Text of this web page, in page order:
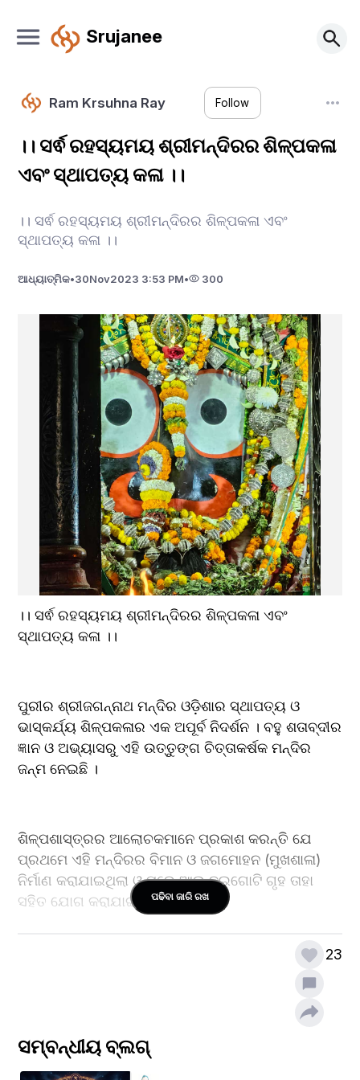
Srujanee
Ram Krsuhna Ray Follow
।। ସର୍ଵ ରହସ୍ୟମୟ ଶ୍ରୀମନ୍ଦିରର ଶିଳ୍ପକଳା
ଏବଂ ସ୍ଥାପତ୍ୟ କଳା ।।
।। ସର୍ଵ ରହସ୍ୟମୟ ଶ୍ରୀମନ୍ଦିରର ଶିଳ୍ପକଳା ଏବଂ
ସ୍ଥାପତ୍ୟ କଳା ।।
ଆଧ୍ୟାତ୍ମିକ•30Nov2023 3:53 PM• 300
।। ସର୍ଵ ରହସ୍ୟମୟ ଶ୍ରୀମନ୍ଦିରର ଶିଳ୍ପକଳା ଏବଂ
ସ୍ଥାପତ୍ୟ କଳା ।।
ପୁରୀର ଶ୍ରୀଜଗନ୍ନାଥ ମନ୍ଦିର ଓଡ଼ିଶାର ସ୍ଥାପତ୍ୟ ଓ
ଭାସ୍କର୍ଯ୍ୟ ଶିଳ୍ପକଳାର ଏକ ଅପୂର୍ବ ନିଦର୍ଶନ । ବହୁ ଶତାବ୍ଦୀର
ଜ୍ଞାନ ଓ ଅଭ୍ୟାସରୁ ଏହି ଉତ୍ତୁଙ୍ଗ ଚିତ୍ତାକର୍ଷକ ମନ୍ଦିର
ଜନ୍ମ ନେଇଛି ।
ଶିଳ୍ପଶାସ୍ତ୍ରର ଆଲୋଚକମାନେ ପ୍ରକାଶ କରନ୍ତି ଯେ
ପ୍ରଥମେ ଏହି ମନ୍ଦିରର ବିମାନ ଓ ଜଗମୋହନ (ମୁଖଶାଳା)
ନିର୍ମାଣ କରାଯାଇଥିଲା ଓ ପରେ ଆଉ ଦୁଇଗୋଟି ଗୃହ ତାହା
ସହିତ ଯୋଗ କରାଯାଇଛି ।
ପୁରୁଷୋତ୍ତମ ଦେବ ଭୋଗମଣ୍ଡପ ନିର୍ମାଣ କରାଇଥିଲେ ।
ବର୍ତ୍ତମାନର ନାଟମନ୍ଦିର (ଜଗମୋହନ ନାମରେ ପରିଚିତ)
ଆଉ କେତେକଙ୍କ ମତରେ ପୂର୍ବବର୍ତ୍ତି ।
ପଢିବା ଜାରି ରଖ
23
ସମ୍ବନ୍ଧୀୟ ବ୍ଲଗ୍